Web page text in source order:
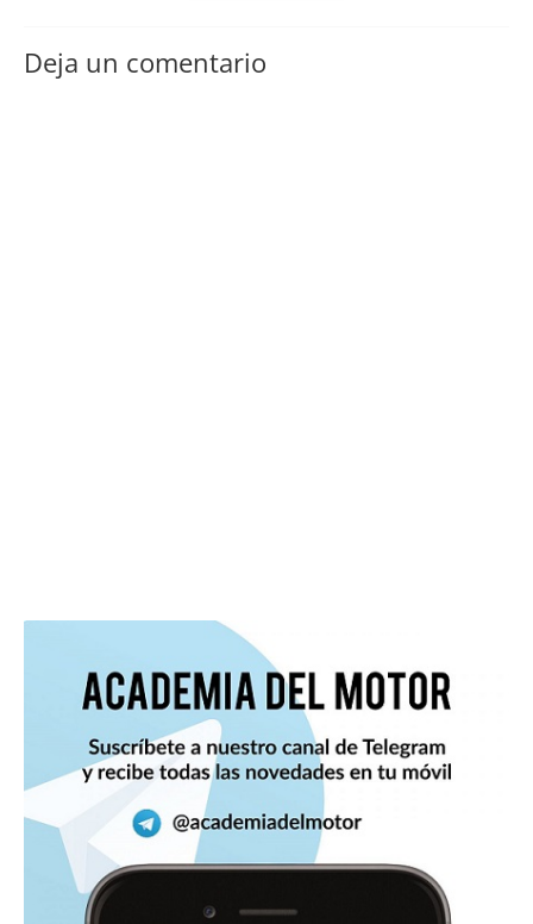
Deja un comentario